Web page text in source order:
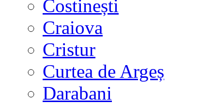
Costinești
Craiova
Cristur
Curtea de Argeș
Darabani